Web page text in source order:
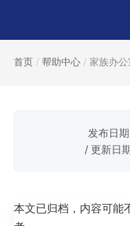
首页 / 帮助中心 / 家族办
发布日
/ 更新日
本文已归档，内容可能